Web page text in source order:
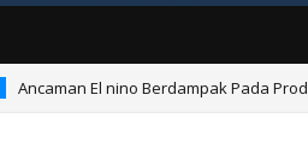
Ancaman El nino Berdampak Pada